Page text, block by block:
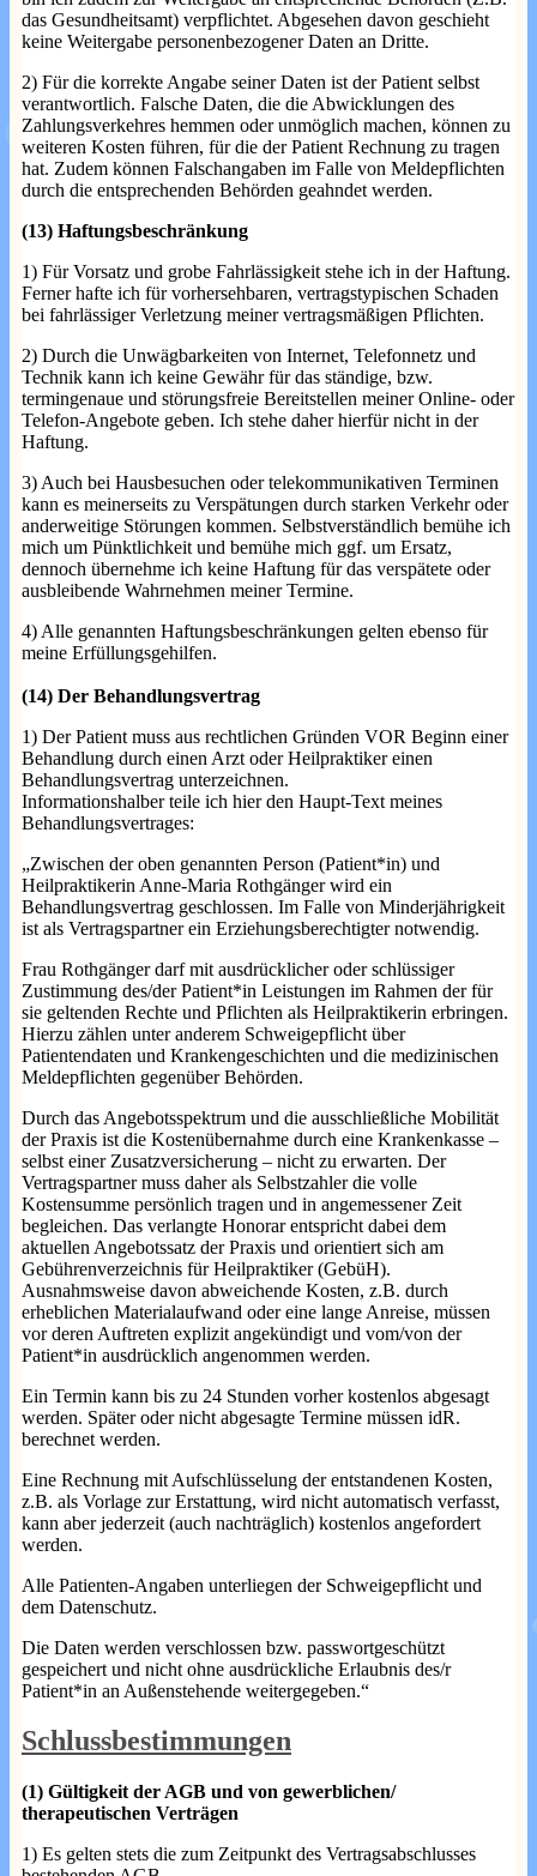
das Gesundheitsamt) verpflichtet. Abgesehen davon geschieht
keine Weitergabe personenbezogener Daten an Dritte.
2) Für die korrekte Angabe seiner Daten ist der Patient selbst
verantwortlich. Falsche Daten, die die Abwicklungen des
Zahlungsverkehres hemmen oder unmöglich machen, können zu
weiteren Kosten führen, für die der Patient Rechnung zu tragen
hat. Zudem können Falschangaben im Falle von Meldepflichten
durch die entsprechenden Behörden geahndet werden.
(13) Haftungsbeschränkung
1) Für Vorsatz und grobe Fahrlässigkeit stehe ich in der Haftung.
Ferner hafte ich für vorhersehbaren, vertragstypischen Schaden
bei fahrlässiger Verletzung meiner vertragsmäßigen Pflichten.
2) Durch die Unwägbarkeiten von Internet, Telefonnetz und
Technik kann ich keine Gewähr für das ständige, bzw.
termingenaue und störungsfreie Bereitstellen meiner Online- oder
Telefon-Angebote geben. Ich stehe daher hierfür nicht in der
Haftung.
3) Auch bei Hausbesuchen oder telekommunikativen Terminen
kann es meinerseits zu Verspätungen durch starken Verkehr oder
anderweitige Störungen kommen. Selbstverständlich bemühe ich
mich um Pünktlichkeit und bemühe mich ggf. um Ersatz,
dennoch übernehme ich keine Haftung für das verspätete oder
ausbleibende Wahrnehmen meiner Termine.
4) Alle genannten Haftungsbeschränkungen gelten ebenso für
meine Erfüllungsgehilfen.
(14) Der Behandlungsvertrag
1) Der Patient muss aus rechtlichen Gründen VOR Beginn einer
Behandlung durch einen Arzt oder Heilpraktiker einen
Behandlungsvertrag unterzeichnen.
Informationshalber teile ich hier den Haupt-Text meines
Behandlungsvertrages:
„Zwischen der oben genannten Person (Patient*in) und
Heilpraktikerin Anne-Maria Rothgänger wird ein
Behandlungsvertrag geschlossen. Im Falle von Minderjährigkeit
ist als Vertragspartner ein Erziehungsberechtigter notwendig.
Frau Rothgänger darf mit ausdrücklicher oder schlüssiger
Zustimmung des/der Patient*in Leistungen im Rahmen der für
sie geltenden Rechte und Pflichten als Heilpraktikerin erbringen.
Hierzu zählen unter anderem Schweigepflicht über
Patientendaten und Krankengeschichten und die medizinischen
Meldepflichten gegenüber Behörden.
Durch das Angebotsspektrum und die ausschließliche Mobilität
der Praxis ist die Kostenübernahme durch eine Krankenkasse –
selbst einer Zusatzversicherung – nicht zu erwarten. Der
Vertragspartner muss daher als Selbstzahler die volle
Kostensumme persönlich tragen und in angemessener Zeit
begleichen. Das verlangte Honorar entspricht dabei dem
aktuellen Angebotssatz der Praxis und orientiert sich am
Gebührenverzeichnis für Heilpraktiker (GebüH).
Ausnahmsweise davon abweichende Kosten, z.B. durch
erheblichen Materialaufwand oder eine lange Anreise, müssen
vor deren Auftreten explizit angekündigt und vom/von der
Patient*in ausdrücklich angenommen werden.
Ein Termin kann bis zu 24 Stunden vorher kostenlos abgesagt
werden. Später oder nicht abgesagte Termine müssen idR.
berechnet werden.
Eine Rechnung mit Aufschlüsselung der entstandenen Kosten,
z.B. als Vorlage zur Erstattung, wird nicht automatisch verfasst,
kann aber jederzeit (auch nachträglich) kostenlos angefordert
werden.
Alle Patienten-Angaben unterliegen der Schweigepflicht und
dem Datenschutz.
Die Daten werden verschlossen bzw. passwortgeschützt
gespeichert und nicht ohne ausdrückliche Erlaubnis des/r
Patient*in an Außenstehende weitergegeben.“
Schlussbestimmungen
(1) Gültigkeit der AGB und von gewerblichen/
therapeutischen Verträgen
1) Es gelten stets die zum Zeitpunkt des Vertragsabschlusses